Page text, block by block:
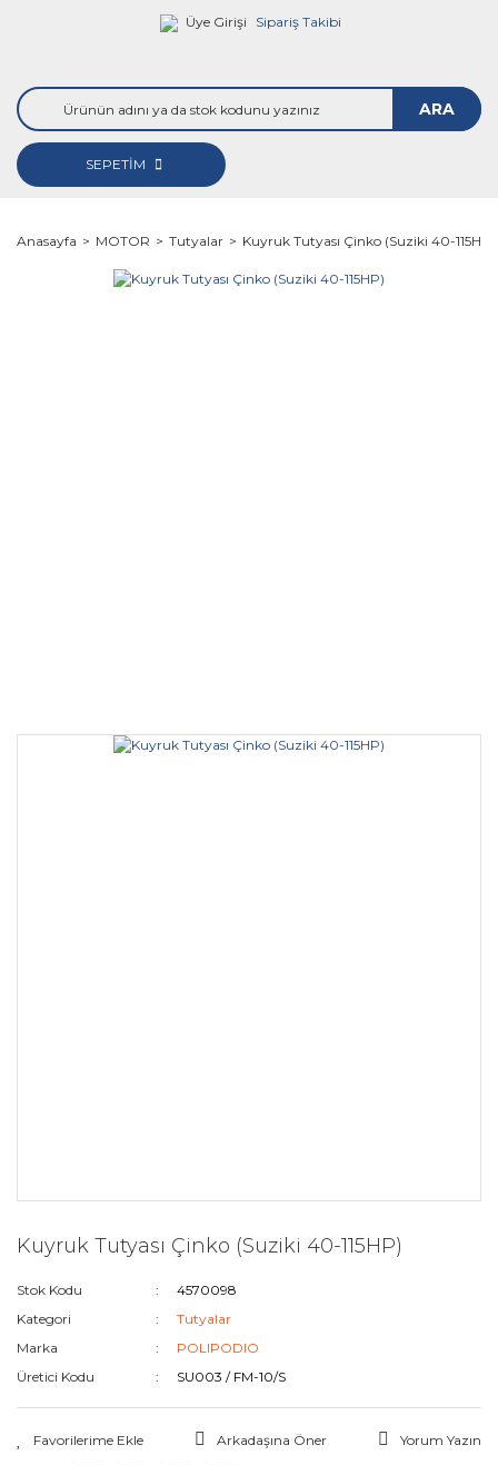
Üye Girişi Sipariş Takibi
ARA
SEPETİM
Anasayfa MOTOR Tutyalar Kuyruk Tutyası Çinko (Suziki 40-115HP)
Kuyruk Tutyası Çinko (Suziki 40-115HP)
Stok Kodu
4570098
Kategori
Tutyalar
Marka
POLIPODIO
Üretici Kodu
SU003 / FM-10/S
Arkadaşına Öner Yorum Yazın